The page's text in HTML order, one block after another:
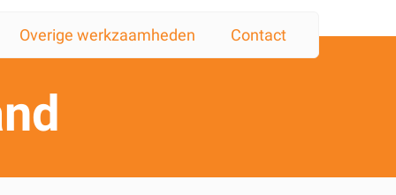
Overige werkzaamheden Contact